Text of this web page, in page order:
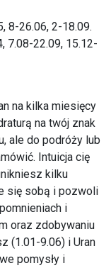
8-26.06, 2-18.09.
7.08-22.09, 15.12-
na kilka miesięcy
na twój znak
ale do podróży lub
Intuicja cię
kilku
się sobą i pozwoli
i
oraz zdobywaniu
(1.01-9.06) i Uran
pomysły i